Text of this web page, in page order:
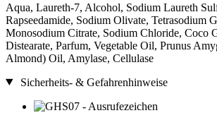
Aqua, Laureth-7, Alcohol, Sodium Laureth
Rapseedamide, Sodium Olivate, Tetrasodium
Monosodium Citrate, Sodium Chloride, Coco
Distearate, Parfum, Vegetable Oil, Prunus
Almond) Oil, Amylase, Cellulase
Sicherheits- & Gefahrenhinweise